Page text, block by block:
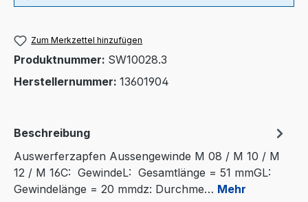
Zum Merkzettel hinzufügen
Produktnummer: SW10028.3
Herstellernummer: 13601904
Beschreibung
Auswerferzapfen Aussengewinde M 08 / M 10 / M
12 / M 16C: GewindeL: Gesamtlänge = 51 mmGL:
Gewindelänge = 20 mmdz: Durchme… Mehr